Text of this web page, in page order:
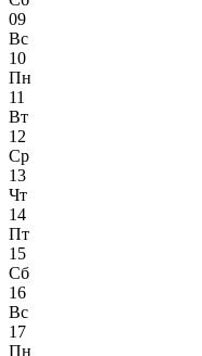
09
Вс
10
Пн
11
Вт
12
Ср
13
Чт
14
Пт
15
Сб
16
Вс
17
Пн